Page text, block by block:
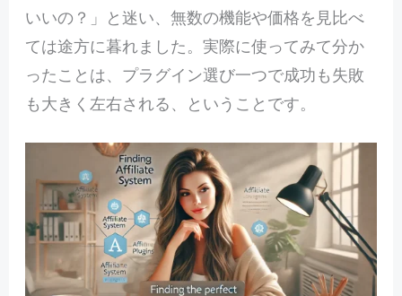
いいの？」と迷い、無数の機能や価格を見比べ
ては途方に暮れました。実際に使ってみて分か
ったことは、プラグイン選び一つで成功も失敗
も大きく左右される、ということです。